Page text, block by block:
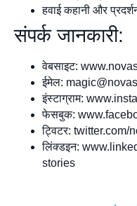
हवाई कहानी और
संपर्क जानकारी:
वेबसाइट:
ईमेल:
इंस्टाग्राम:
फेसबुक:
ट्विटर: twitter.com/
लिंक्डइन:
stories